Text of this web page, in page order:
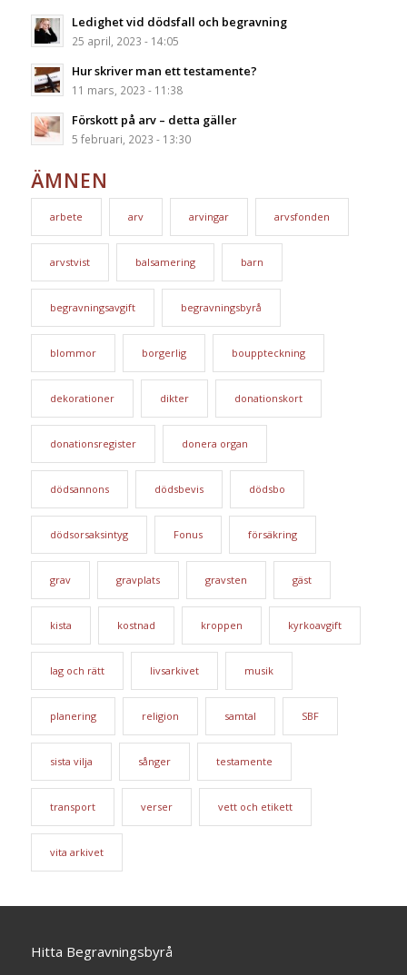
Ledighet vid dödsfall och begravning
25 april, 2023 - 14:05
Hur skriver man ett testamente?
11 mars, 2023 - 11:38
Förskott på arv – detta gäller
5 februari, 2023 - 13:30
ÄMNEN
arbete arv arvingar arvsfonden
arvstvist balsamering barn
begravningsavgift begravningsbyrå
blommor borgerlig bouppteckning
dekorationer dikter donationskort
donationsregister donera organ
dödsannons dödsbevis dödsbo
dödsorsaksintyg Fonus försäkring
grav gravplats gravsten gäst
kista kostnad kroppen kyrkoavgift
lag och rätt livsarkivet musik
planering religion samtal SBF
sista vilja sånger testamente
transport verser vett och etikett
vita arkivet
Hitta Begravningsbyrå